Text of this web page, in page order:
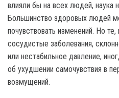
влияли бы на всех людей, наука
Большинство здоровых людей
почувствовать изменений. Но
сосудистые заболевания,
или нестабильное давление,
об ухудшении самочувствия в
возмущений.